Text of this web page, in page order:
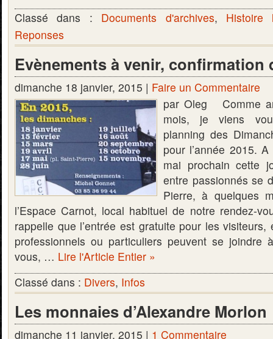
Classé dans : Documents d'archives, Histoire
Reponses
Evènements à venir, confirmation
dimanche 18 janvier, 2015 | Faire un Commentaire
par Oleg Comme
mois, je viens
planning des
pour l’année 2015.
mai prochain cette
entre passionnés se
Pierre, à quelques
l’Espace Carnot, local habituel de notre rendez-
rappelle que l’entrée est gratuite pour les
professionnels ou particuliers peuvent se joindre
vous, … Lire l'Article Entier »
Classé dans : Divers, Infos
Les monnaies d’Alexandre Morlon
dimanche 11 janvier, 2015 | 1 Commentaire